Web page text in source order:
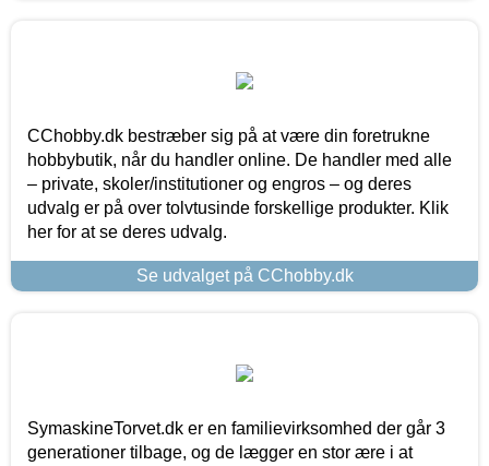
CChobby.dk bestræber sig på at være din foretrukne
hobbybutik, når du handler online. De handler med alle
– private, skoler/institutioner og engros – og deres
udvalg er på over tolvtusinde forskellige produkter. Klik
her for at se deres udvalg.
Se udvalget på CChobby.dk
SymaskineTorvet.dk er en familievirksomhed der går 3
generationer tilbage, og de lægger en stor ære i at